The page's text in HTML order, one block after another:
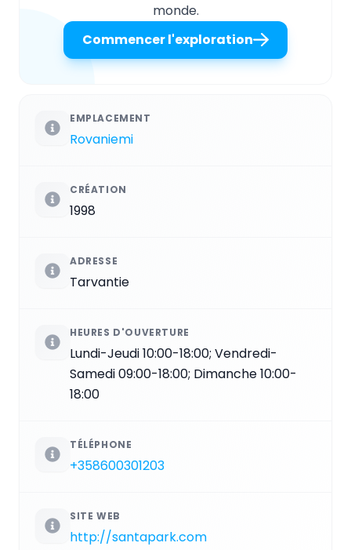
monde.
Commencer l'exploration
EMPLACEMENT
Rovaniemi
CRÉATION
1998
ADRESSE
Tarvantie
HEURES D'OUVERTURE
Lundi-Jeudi 10:00-18:00; Vendredi-
Samedi 09:00-18:00; Dimanche 10:00-
18:00
TÉLÉPHONE
+358600301203
SITE WEB
http://santapark.com